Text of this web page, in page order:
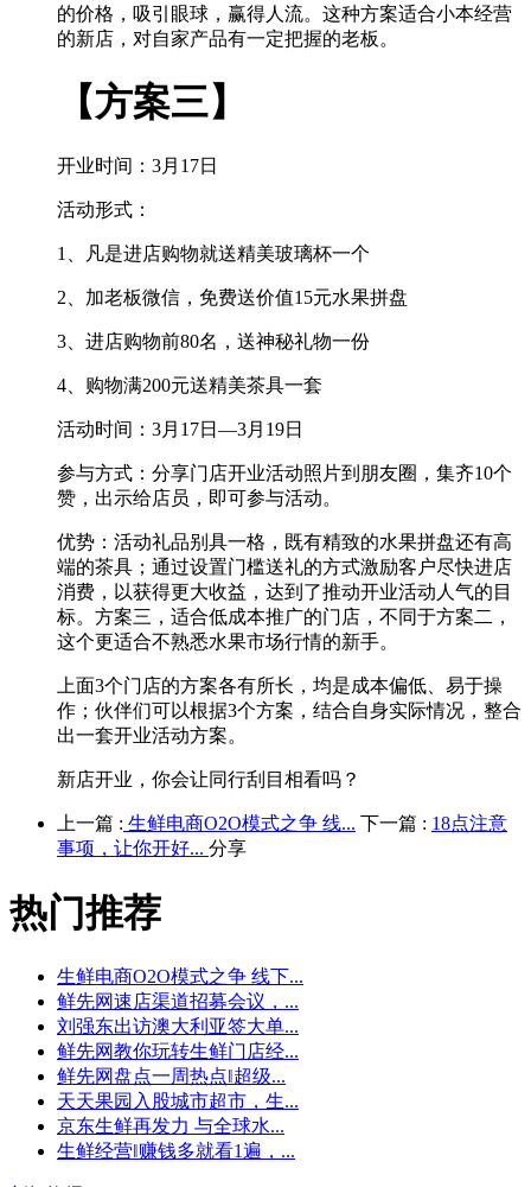
的价格，吸引眼球，赢得人流。这种方案适合小本经营
的新店，对自家产品有一定把握的老板。
【方案三】
开业时间：3月17日
活动形式：
1、凡是进店购物就送精美玻璃杯一个
2、加老板微信，免费送价值15元水果拼盘
3、进店购物前80名，送神秘礼物一份
4、购物满200元送精美茶具一套
活动时间：3月17日—3月19日
参与方式：分享门店开业活动照片到朋友圈，集齐10个
赞，出示给店员，即可参与活动。
优势：活动礼品别具一格，既有精致的水果拼盘还有高
端的茶具；通过设置门槛送礼的方式激励客户尽快进店
消费，以获得更大收益，达到了推动开业活动人气的目
标。方案三，适合低成本推广的门店，不同于方案二，
这个更适合不熟悉水果市场行情的新手。
上面3个门店的方案各有所长，均是成本偏低、易于操
作；伙伴们可以根据3个方案，结合自身实际情况，整合
出一套开业活动方案。
新店开业，你会让同行刮目相看吗？
上一篇 : 生鲜电商O2O模式之争 线... 下一篇 : 18点注意
事项，让你开好... 分享
热门推荐
生鲜电商O2O模式之争 线下...
鲜先网速店渠道招募会议，...
刘强东出访澳大利亚签大单...
鲜先网教你玩转生鲜门店经...
鲜先网盘点一周热点‖超级...
天天果园入股城市超市，生...
京东生鲜再发力 与全球水...
生鲜经营‖赚钱多就看1遍，...